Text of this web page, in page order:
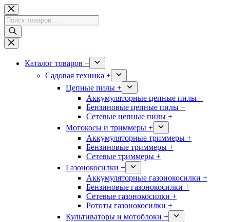
Перейти
к
сути
Поиск
товаров
Каталог товаров +
Садовая техника +
Цепные пилы +
Аккумуляторные цепные пилы +
Бензиновые цепные пилы +
Сетевые цепные пилы +
Мотокосы и триммеры +
Аккумуляторные триммеры +
Бензиновые триммеры +
Сетевые триммеры +
Газонокосилки +
Аккумуляторные газонокосилки +
Бензиновые газонокосилки +
Сетевые газонокосилки +
Рототы газонокосилки +
Культиваторы и мотоблоки +